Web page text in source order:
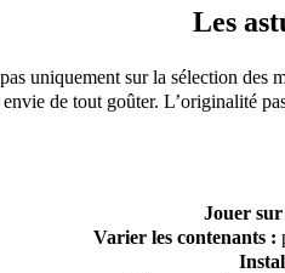
Les
uniquement sur la sélection des
de tout goûter. L’originalité
Jouer
Varier les contenants :